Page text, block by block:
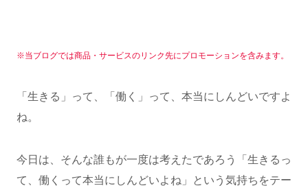
※当ブログでは商品・サービスのリンク先にプロモーションを含みます。
「生きる」って、「働く」って、本当にしんどいですよ
ね。
今日は、そんな誰もが一度は考えたであろう「生きるっ
て、働くって本当にしんどいよね」という気持ちをテー